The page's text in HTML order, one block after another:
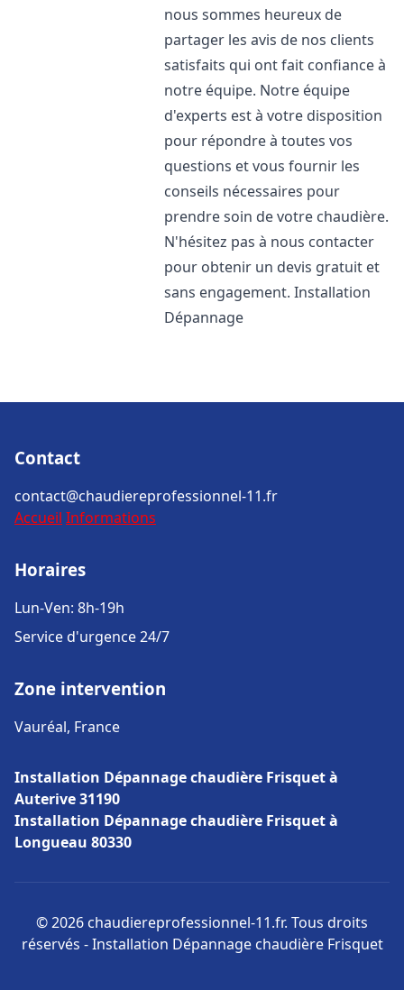
nous sommes heureux de
partager les avis de nos clients
satisfaits qui ont fait confiance à
notre équipe. Notre équipe
d'experts est à votre disposition
pour répondre à toutes vos
questions et vous fournir les
conseils nécessaires pour
prendre soin de votre chaudière.
N'hésitez pas à nous contacter
pour obtenir un devis gratuit et
sans engagement. Installation
Dépannage
Contact
contact@chaudiereprofessionnel-11.fr
Accueil Informations
Horaires
Lun-Ven: 8h-19h
Service d'urgence 24/7
Zone intervention
Vauréal, France
Installation Dépannage chaudière Frisquet à
Auterive 31190
Installation Dépannage chaudière Frisquet à
Longueau 80330
© 2026 chaudiereprofessionnel-11.fr. Tous droits
réservés - Installation Dépannage chaudière Frisquet